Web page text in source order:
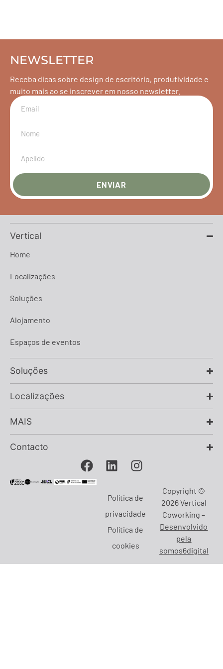
NEWSLETTER
Receba dicas sobre design de escritório, produtividade e
muito mais ao se inscrever em nosso newsletter.
ENVIAR
Vertical
Home
Localizações
Soluções
Alojamento
Espaços de eventos
Soluções
Localizações
MAIS
Contacto
Política de
privacidade
Política de
cookies
Copyright ©
2026 Vertical
Coworking –
Desenvolvido
pela
somos6digital